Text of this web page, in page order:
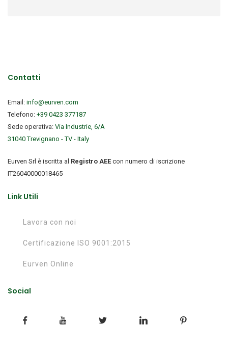
Contatti
Email: info@eurven.com
Telefono: +39 0423 377187
Sede operativa: Via Industrie, 6/A
31040 Trevignano - TV - Italy
Eurven Srl è iscritta al Registro AEE con numero di iscrizione
IT26040000018465
Link Utili
Lavora con noi
Certificazione ISO 9001:2015
Eurven Online
Social